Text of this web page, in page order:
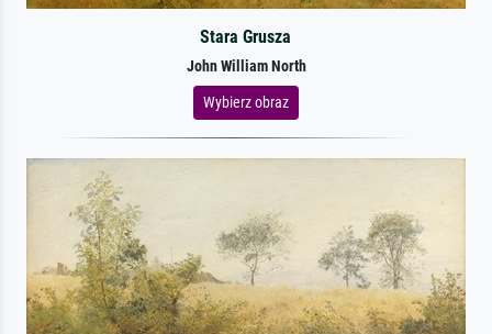
Stara Grusza
John William North
Wybierz obraz